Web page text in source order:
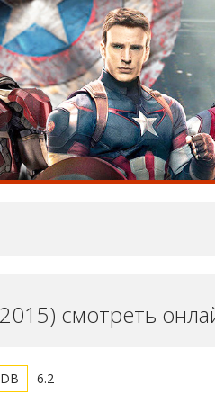
смотреть
6.2